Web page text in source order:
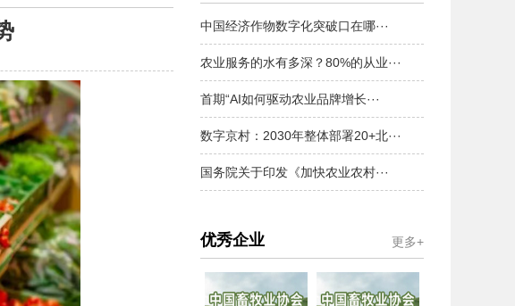
中国经济作物数字化突破口在哪···
农业服务的水有多深？80%的从业···
首期“AI如何驱动农业品牌增长···
数字京村：2030年整体部署20+北···
国务院关于印发《加快农业农村···
优秀企业 更多+